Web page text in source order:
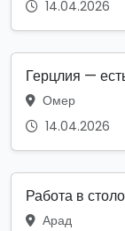
14.04.2026
Герцлия —
Омер
14.04.2026
Работа в
Арад